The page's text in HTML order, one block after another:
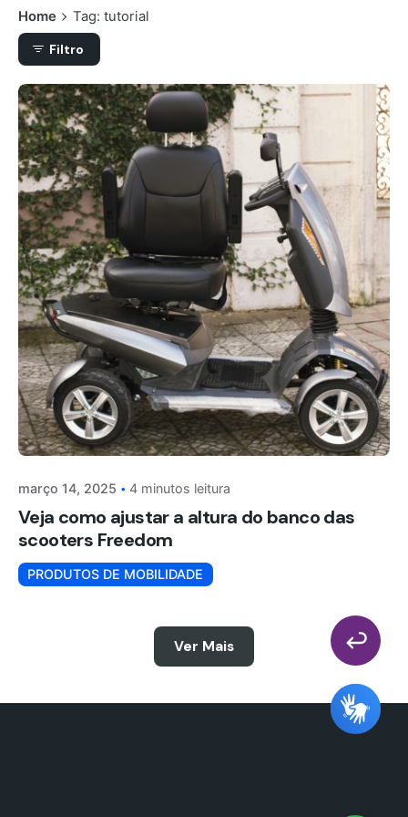
Home Tag: tutorial
Filtro
março 14, 2025 4 minutos leitura
Veja como ajustar a altura do banco das
scooters Freedom
PRODUTOS DE MOBILIDADE
Ver Mais